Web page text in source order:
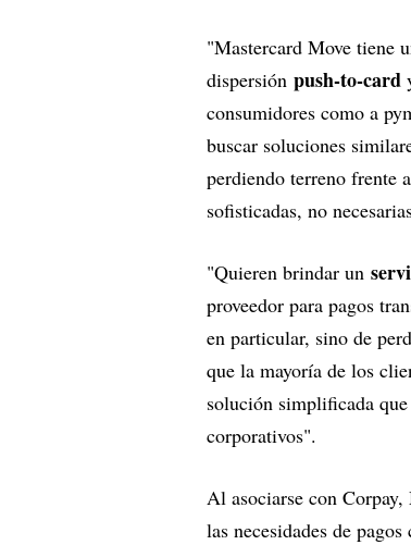
"Mastercard Move tiene
dispersión push-to-card
consumidores como a
buscar soluciones
perdiendo terreno frente
sofisticadas, no
"Quieren brindar un
proveedor para pagos
en particular, sino de
que la mayoría de los
solución simplificada
corporativos".
Al asociarse con
las necesidades de